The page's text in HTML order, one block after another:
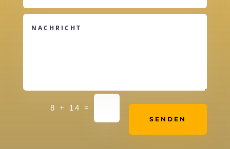
8 + 14 =
SENDEN
Alternative: